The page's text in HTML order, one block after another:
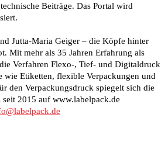
Beiträge. Das Portal wird
Jutta-Maria Geiger – die Köpfe hinter
Mit mehr als 35 Jahren Erfahrung als
Verfahren Flexo-, Tief- und Digitaldruck
wie Etiketten, flexible Verpackungen und
den Verpackungsdruck spiegelt sich die
seit 2015 auf www.labelpack.de